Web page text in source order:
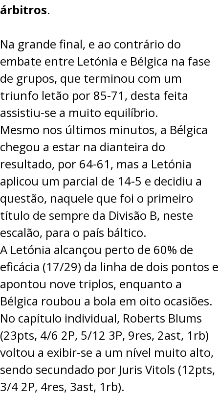
LIGA BETCLIC MASCULINA
árbitros.
Na grande final, e ao contrário do
embate entre Letónia e Bélgica na fase
de grupos, que terminou com um
triunfo letão por 85-71, desta feita
assistiu-se a muito equilíbrio.
Mesmo nos últimos minutos, a Bélgica
chegou a estar na dianteira do
resultado, por 64-61, mas a Letónia
aplicou um parcial de 14-5 e decidiu a
questão, naquele que foi o primeiro
título de sempre da Divisão B, neste
escalão, para o país báltico.
A Letónia alcançou perto de 60% de
eficácia (17/29) da linha de dois pontos e
apontou nove triplos, enquanto a
Bélgica roubou a bola em oito ocasiões.
No capítulo individual, Roberts Blums
(23pts, 4/6 2P, 5/12 3P, 9res, 2ast, 1rb)
voltou a exibir-se a um nível muito alto,
sendo secundado por Juris Vitols (12pts,
3/4 2P, 4res, 3ast, 1rb).